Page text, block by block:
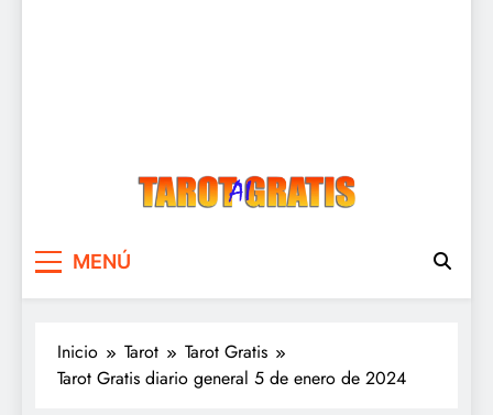
MENÚ
Inicio Tarot
Tarot Gratis
Tarot Gratis diario general 5 de enero de 2024